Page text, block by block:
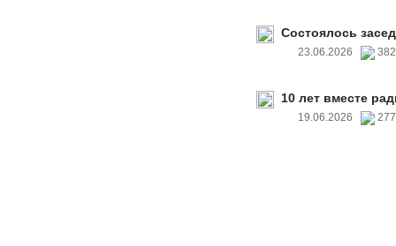
Состоялось
23.06.2026
10 лет вместе
19.06.2026